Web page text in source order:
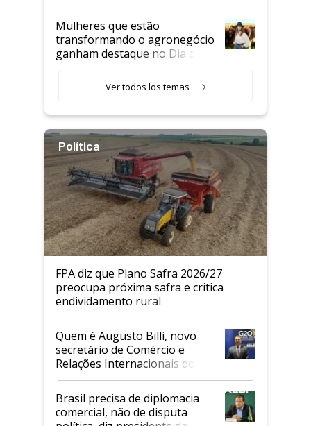
Mulheres que estão
transformando o agronegócio
ganham destaque no Dia do
Ver todos los temas
Política
FPA diz que Plano Safra 2026/27
preocupa próxima safra e critica
endividamento rural
Quem é Augusto Billi, novo
secretário de Comércio e
Relações Internacionais do
Mapa
Brasil precisa de diplomacia
comercial, não de disputa